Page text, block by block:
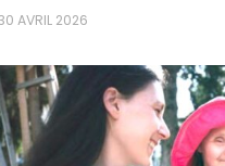
AVRIL 2026